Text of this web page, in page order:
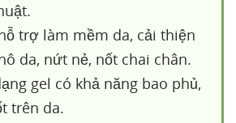
trợ làm mềm da, cải thiện
da, nứt nẻ, nốt chai chân.
gel có khả năng bao phủ,
trên da.